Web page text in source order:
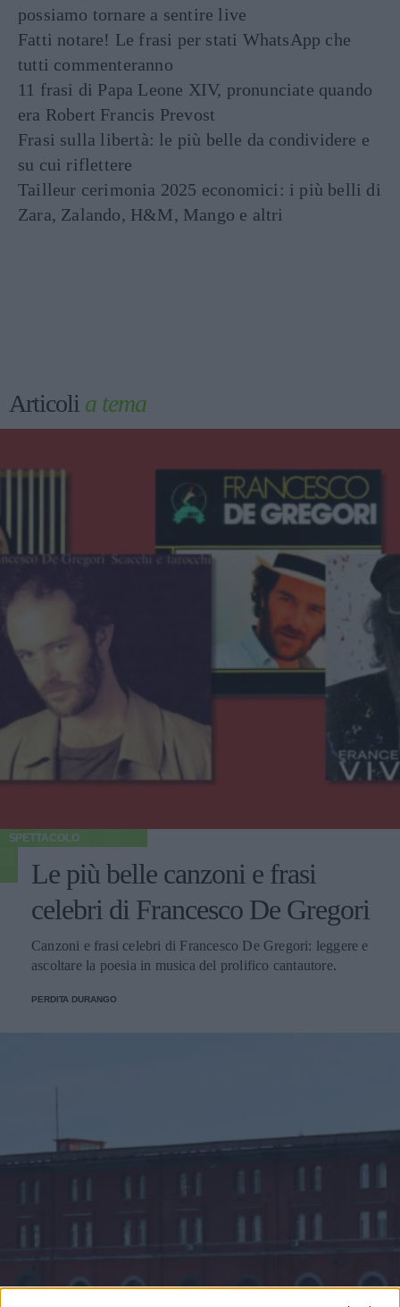
possiamo tornare a sentire live
Fatti notare! Le frasi per stati WhatsApp che
tutti commenteranno
11 frasi di Papa Leone XIV, pronunciate quando
era Robert Francis Prevost
Frasi sulla libertà: le più belle da condividere e
su cui riflettere
Tailleur cerimonia 2025 economici: i più belli di
Zara, Zalando, H&M, Mango e altri
Articoli a tema
SPETTACOLO
Le più belle canzoni e frasi
celebri di Francesco De Gregori
Canzoni e frasi celebri di Francesco De Gregori: leggere e
ascoltare la poesia in musica del prolifico cantautore.
PERDITA DURANGO